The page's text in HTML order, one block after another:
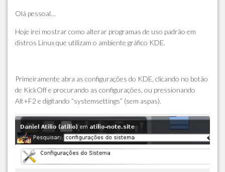
Olá pessoal…
Hoje irei mostrar como alterar programas de uso padrão em
distros Linux que utilizam o ambiente gráfico KDE.
Primeiramente abra as configurações do KDE, clicando no botão
de KickOff e procurando as configurações, ou pressionando
Alt+F2 e digitando “systemsettings” (sem aspas).